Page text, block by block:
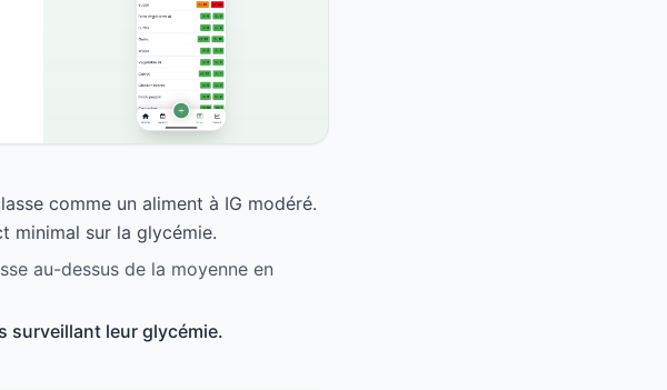
comme un aliment à IG modéré.
minimal sur la glycémie.
au-dessus de la moyenne en
surveillant leur glycémie.